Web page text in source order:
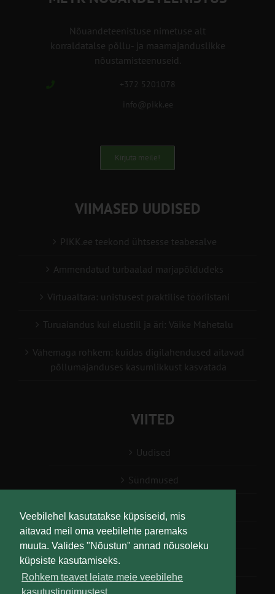
Veebilehel kasutatakse küpsiseid, mis
aitavad meil oma veebilehte paremaks
muuta. Valides "Nõustun" annad nõusoleku
küpsiste kasutamiseks.
Rohkem teavet leiate meie veebilehe
Nõuandeteenistuse nimetuse alt
korraldatalse põllu- ja maamajanduslikke
nõustamisteenuseid.
+372 5201078
info@pikk.ee
Kirjuta meile!
VIIMASED UUDISED
PIKK.ee teekond ühtsesse teabesalve
Ammendatud turbaalad marjapõldudeks
Virtuaaltara: unistusest praktilise tööriistani
Turuaiandus kui elustiil ja äri: Väike Mahetalu
Vähemaga rohkem: kuidas digilahendused aitavad
põllumajanduses kasumlikkust kasvatada
VIITED
Uudised
Sündmused
Teabesalv
Liitu uudiskirjaga